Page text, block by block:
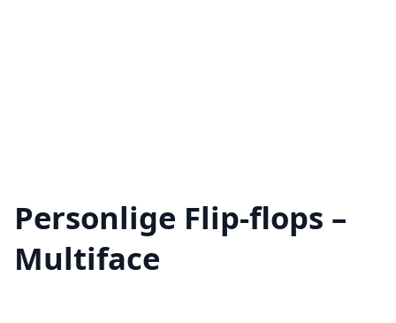
Personlige Flip-flops –
Multiface